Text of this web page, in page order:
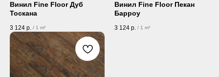
Винил Fine Floor Дуб
Тоскана
3 124 р. / 1 m²
Винил Fine Floor Пекан
Барроу
3 124 р. / 1 m²